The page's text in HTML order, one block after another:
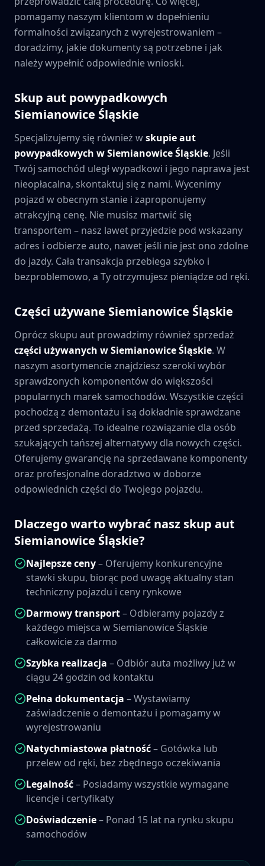
pomagamy naszym klientom w dopełnieniu
formalności związanych z wyrejestrowaniem –
doradzimy, jakie dokumenty są potrzebne i jak
należy wypełnić odpowiednie wnioski.
Skup aut powypadkowych
Siemianowice Śląskie
Specjalizujemy się również wskupie aut
powypadkowych wSiemianowice Śląskie. Jeśli
Twój samochód uległ wypadkowi i jego naprawa jest
nieopłacalna, skontaktuj się z nami. Wycenimy
pojazd w obecnym stanie i zaproponujemy
atrakcyjną cenę. Nie musisz martwić się
transportem – nasz lawet przyjedzie pod wskazany
adres i odbierze auto, nawet jeśli nie jest ono zdolne
do jazdy. Cała transakcja przebiega szybko i
bezproblemowo, a Ty otrzymujesz pieniądze od ręki.
Części używane Siemianowice Śląskie
Oprócz skupu aut prowadzimy również sprzedaż
części używanych wSiemianowice Śląskie. W
naszym asortymencie znajdziesz szeroki wybór
sprawdzonych komponentów do większości
popularnych marek samochodów. Wszystkie części
pochodzą z demontażu i są dokładnie sprawdzane
przed sprzedażą. To idealne rozwiązanie dla osób
szukających tańszej alternatywy dla nowych części.
Oferujemy gwarancję na sprzedawane komponenty
oraz profesjonalne doradztwo w doborze
odpowiednich części do Twojego pojazdu.
Dlaczego warto wybrać nasz skup aut
Siemianowice Śląskie?
Najlepsze ceny– Oferujemy konkurencyjne
stawki skupu, biorąc pod uwagę aktualny stan
techniczny pojazdu i ceny rynkowe
Darmowy transport– Odbieramy pojazdy z
każdego miejsca wSiemianowice Śląskie
całkowicie za darmo
Szybka realizacja – Odbiór auta możliwy już w
ciągu 24 godzin od kontaktu
Pełna dokumentacja – Wystawiamy
zaświadczenie o demontażu i pomagamy w
wyrejestrowaniu
Natychmiastowa płatność– Gotówka lub
przelew od ręki, bez zbędnego oczekiwania
Legalność– Posiadamy wszystkie wymagane
licencje i certyfikaty
Doświadczenie– Ponad 15 lat na rynku skupu
samochodów